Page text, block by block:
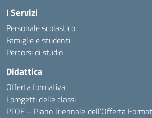
I Servizi
Personale scolastico
Famiglie e studenti
Percorsi di studio
Didattica
Offerta formativa
I progetti delle classi
PTOF – Piano Triennale dell’Offerta